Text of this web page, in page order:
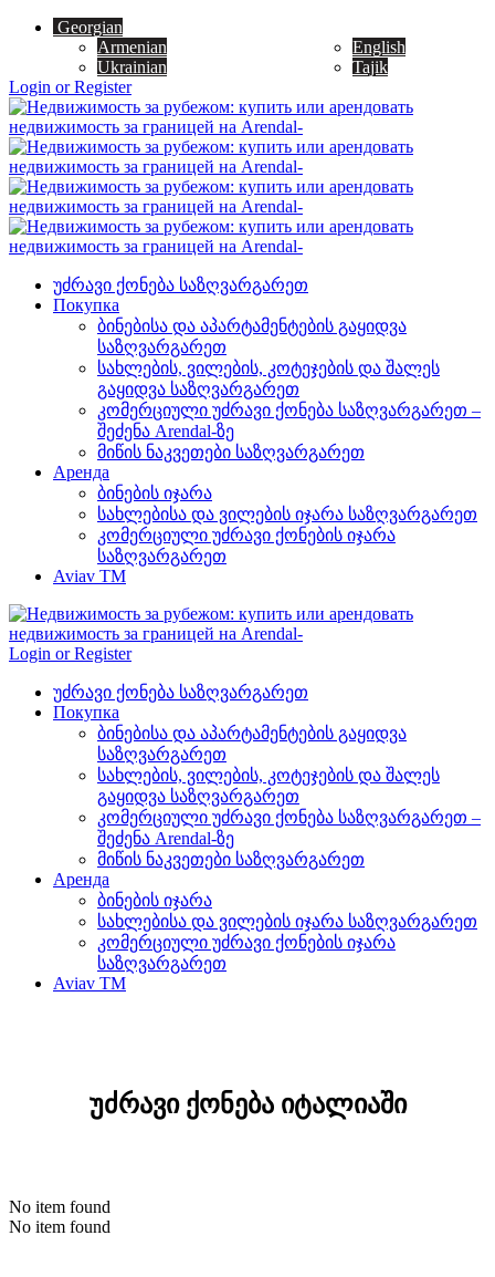
Georgian
Armenian
English
Ukrainian
Tajik
Login or Register
უძრავი ქონება საზღვარგარეთ
Покупка
ბინებისა და აპარტამენტების გაყიდვა
საზღვარგარეთ
სახლების, ვილების, კოტეჯების და შალეს
გაყიდვა საზღვარგარეთ
კომერციული უძრავი ქონება საზღვარგარეთ –
შეძენა Arendal-ზე
მიწის ნაკვეთები საზღვარგარეთ
Аренда
ბინების იჯარა
სახლებისა და ვილების იჯარა საზღვარგარეთ
კომერციული უძრავი ქონების იჯარა
საზღვარგარეთ
Aviav TM
Login or Register
უძრავი ქონება საზღვარგარეთ
Покупка
ბინებისა და აპარტამენტების გაყიდვა
საზღვარგარეთ
სახლების, ვილების, კოტეჯების და შალეს
გაყიდვა საზღვარგარეთ
კომერციული უძრავი ქონება საზღვარგარეთ –
შეძენა Arendal-ზე
მიწის ნაკვეთები საზღვარგარეთ
Аренда
ბინების იჯარა
სახლებისა და ვილების იჯარა საზღვარგარეთ
კომერციული უძრავი ქონების იჯარა
საზღვარგარეთ
Aviav TM
უძრავი ქონება იტალიაში
No item found
No item found